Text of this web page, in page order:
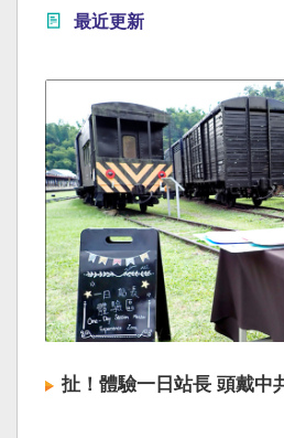
最近更新
扯！體驗一日站長 頭戴中